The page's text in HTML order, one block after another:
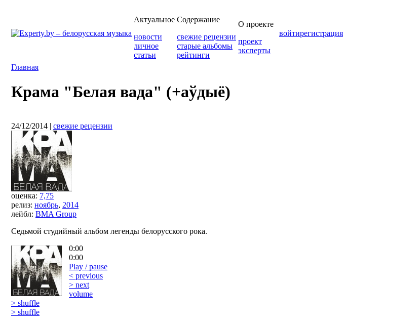
Актуальное
новости
личное
статьи
Содержание
свежие рецензии
старые альбомы
рейтинги
О проекте
проект
эксперты
войтирегистрация
Главная
Крама "Белая вада" (+аўдыё)
24/12/2014 | свежие рецензии
оценка: 7,75
релиз: ноябрь, 2014
лейбл: BMA Group
Седьмой студийный альбом легенды белорусского рока.
0:00
0:00
Play / pause
< previous
> next
volume
> shuffle
> shuffle